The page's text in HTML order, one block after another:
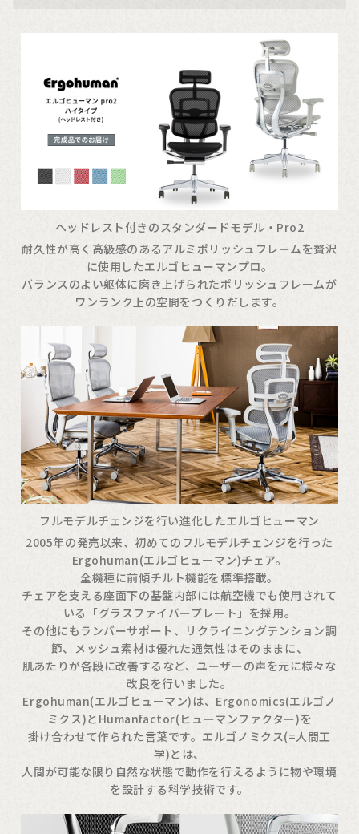
ヘッドレスト付きのスタンダードモデル・Pro2
耐久性が高く高級感のあるアルミポリッシュフレームを贅沢
に使用したエルゴヒューマンプロ。
バランスのよい躯体に磨き上げられたポリッシュフレームが
ワンランク上の空間をつくりだします。
フルモデルチェンジを行い進化したエルゴヒューマン
2005年の発売以来、初めてのフルモデルチェンジを行った
Ergohuman(エルゴヒューマン)チェア。
全機種に前傾チルト機能を標準搭載。
チェアを支える座面下の基盤内部には航空機でも使用されて
いる「グラスファイバープレート」を採用。
その他にもランバーサポート、リクライニングテンション調
節、メッシュ素材は優れた通気性はそのままに、
肌あたりが各段に改善するなど、ユーザーの声を元に様々な
改良を行いました。
Ergohuman(エルゴヒューマン)は、Ergonomics(エルゴノ
ミクス)とHumanfactor(ヒューマンファクター)を
掛け合わせて作られた言葉です。エルゴノミクス(=人間工
学)とは、
人間が可能な限り自然な状態で動作を行えるように物や環境
を設計する科学技術です。